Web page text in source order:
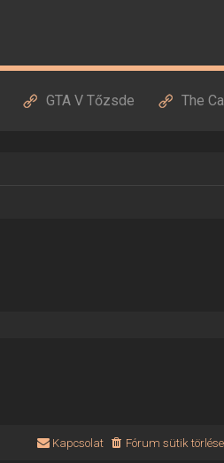
GTA V Tőzsde The
Fórum sütik törlése
Kapcsolat